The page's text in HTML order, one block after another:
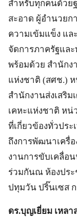
สำหรับทุกคนด้วย
สะอาด ผู้อำนวยก
ความเข้มแข็ง แล
จัดการภาครัฐแล
พร้อมด้วย สำนักง
แห่งชาติ (สศช.)
สำนักงานส่งเสริ
เคหะแห่งชาติ ห
ที่เกี่ยวข้องทั่วประ
ถึงการพัฒนาเครื่
งานการขับเคลื่อ
ร่วมกันณ ห้องประ
ปทุมวัน ปริ๊นเซส
ดร.บุญเยี่ยม เหล